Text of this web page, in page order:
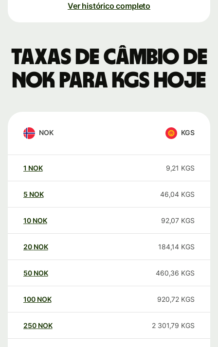
Ver histórico completo
Taxas de câmbio de
NOK para KGS hoje
NOK KGS
1 NOK 9,21 KGS
5 NOK 46,04 KGS
10 NOK 92,07 KGS
20 NOK 184,14 KGS
50 NOK 460,36 KGS
100 NOK 920,72 KGS
250 NOK 2 301,79 KGS